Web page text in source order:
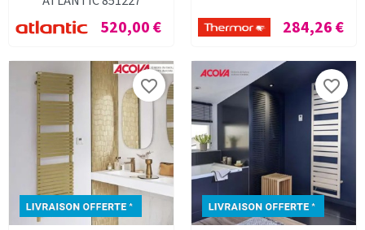
Prix
520,00 € Prix
284,26 €
favorite_border favorite_border